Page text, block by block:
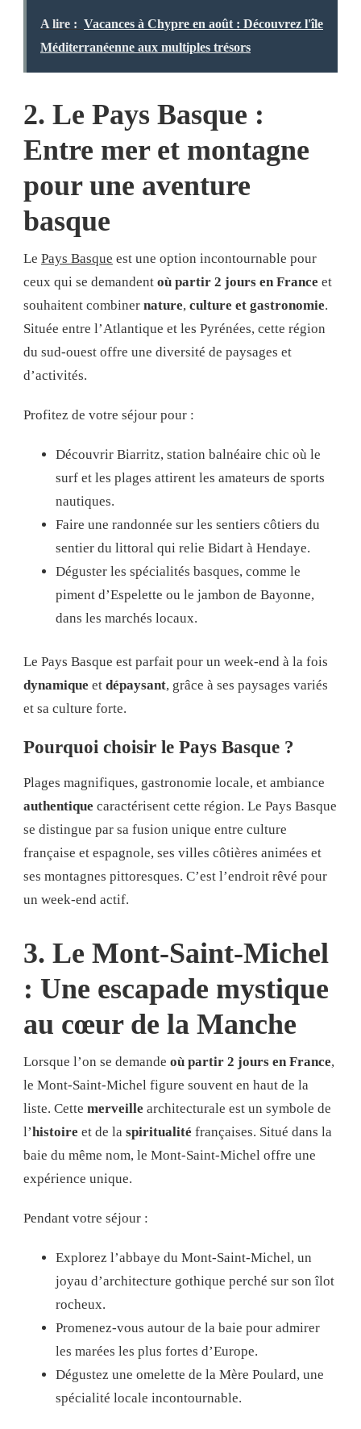
A lire : Vacances à Chypre en août : Découvrez l'île
Méditerranéenne aux multiples trésors
2. Le Pays Basque :
Entre mer et montagne
pour une aventure
basque
Le Pays Basque est une option incontournable pour
ceux qui se demandent où partir 2 jours en France et
souhaitent combiner nature, culture et gastronomie.
Située entre l’Atlantique et les Pyrénées, cette région
du sud-ouest offre une diversité de paysages et
d’activités.
Profitez de votre séjour pour :
Découvrir Biarritz, station balnéaire chic où le
surf et les plages attirent les amateurs de sports
nautiques.
Faire une randonnée sur les sentiers côtiers du
sentier du littoral qui relie Bidart à Hendaye.
Déguster les spécialités basques, comme le
piment d’Espelette ou le jambon de Bayonne,
dans les marchés locaux.
Le Pays Basque est parfait pour un week-end à la fois
dynamique et dépaysant, grâce à ses paysages variés
et sa culture forte.
Pourquoi choisir le Pays Basque ?
Plages magnifiques, gastronomie locale, et ambiance
authentique caractérisent cette région. Le Pays Basque
se distingue par sa fusion unique entre culture
française et espagnole, ses villes côtières animées et
ses montagnes pittoresques. C’est l’endroit rêvé pour
un week-end actif.
3. Le Mont-Saint-Michel
: Une escapade mystique
au cœur de la Manche
Lorsque l’on se demande où partir 2 jours en France,
le Mont-Saint-Michel figure souvent en haut de la
liste. Cette merveille architecturale est un symbole de
l’histoire et de la spiritualité françaises. Situé dans la
baie du même nom, le Mont-Saint-Michel offre une
expérience unique.
Pendant votre séjour :
Explorez l’abbaye du Mont-Saint-Michel, un
joyau d’architecture gothique perché sur son îlot
rocheux.
Promenez-vous autour de la baie pour admirer
les marées les plus fortes d’Europe.
Dégustez une omelette de la Mère Poulard, une
spécialité locale incontournable.